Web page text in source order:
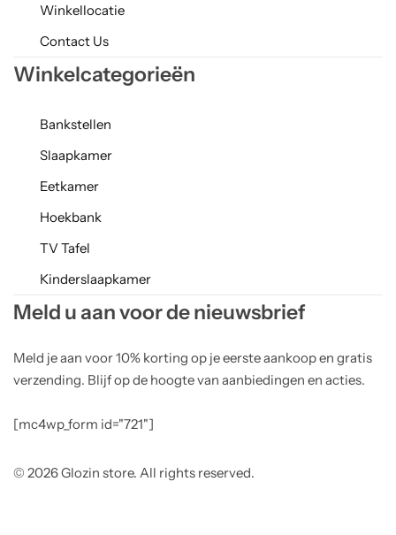
Winkellocatie
Contact Us
Winkelcategorieën
Bankstellen
Slaapkamer
Eetkamer
Hoekbank
TV Tafel
Kinderslaapkamer
Meld u aan voor de nieuwsbrief
Meld je aan voor 10% korting op je eerste aankoop en gratis
verzending. Blijf op de hoogte van aanbiedingen en acties.
[mc4wp_form id="721"]
© 2026 Glozin store. All rights reserved.